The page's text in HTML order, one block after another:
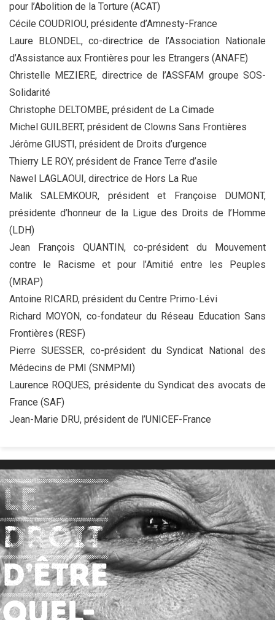
pour l’Abolition de la Torture (ACAT)
Cécile COUDRIOU, présidente d’Amnesty-France
Laure BLONDEL, co-directrice de l’Association Nationale
d’Assistance aux Frontières pour les Etrangers (ANAFE)
Christelle MEZIERE, directrice de l’ASSFAM groupe SOS-
Solidarité
Christophe DELTOMBE, président de La Cimade
Michel GUILBERT, président de Clowns Sans Frontières
Jérôme GIUSTI, président de Droits d’urgence
Thierry LE ROY, président de France Terre d’asile
Nawel LAGLAOUI, directrice de Hors La Rue
Malik SALEMKOUR, président et Françoise DUMONT,
présidente d’honneur de la Ligue des Droits de l’Homme
(LDH)
Jean François QUANTIN, co-président du Mouvement
contre le Racisme et pour l’Amitié entre les Peuples
(MRAP)
Antoine RICARD, président du Centre Primo-Lévi
Richard MOYON, co-fondateur du Réseau Education Sans
Frontières (RESF)
Pierre SUESSER, co-président du Syndicat National des
Médecins de PMI (SNMPMI)
Laurence ROQUES, présidente du Syndicat des avocats de
France (SAF)
Jean-Marie DRU, président de l’UNICEF-France